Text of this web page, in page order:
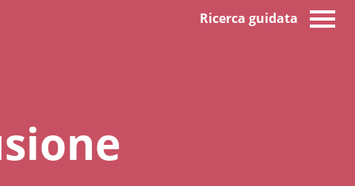
Ricerca guidata